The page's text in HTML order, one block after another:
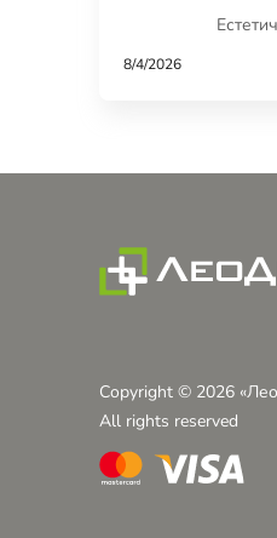
8/4/2026
Copyright © 2026
All rights reserved